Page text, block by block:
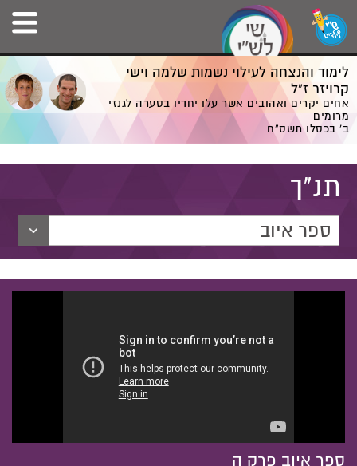
לימוד והנצחה לעילוי נשמות שלמה וישי
קרויזר ז”ל
אחים יקרים ואהובים אשר עלו יחדיו בסערה לגנזי
מרומים
ב' בכסלו תשס”ח
תנ"ך
ספר איוב
ספר איוב פרק ה